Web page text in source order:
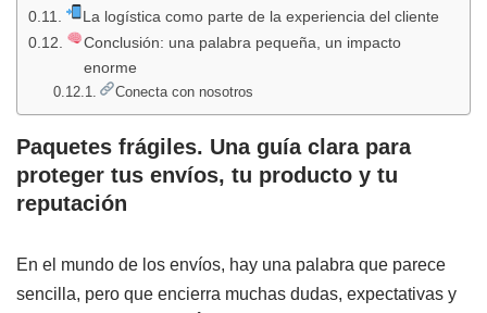
La logística como parte de la experiencia del cliente
Conclusión: una palabra pequeña, un impacto
enorme
Conecta con nosotros
Paquetes frágiles. Una guía clara para
proteger tus envíos, tu producto y tu
reputación
En el mundo de los envíos, hay una palabra que parece
sencilla, pero que encierra muchas dudas, expectativas y